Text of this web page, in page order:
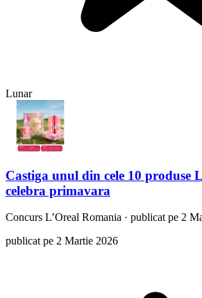
Lunar
Castiga unul din cele 10 produse
celebra primavara
Concurs L’Oreal Romania · publicat pe 2
publicat pe 2 Martie 2026